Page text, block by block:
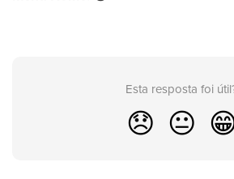
Esta resposta foi
😞 😐